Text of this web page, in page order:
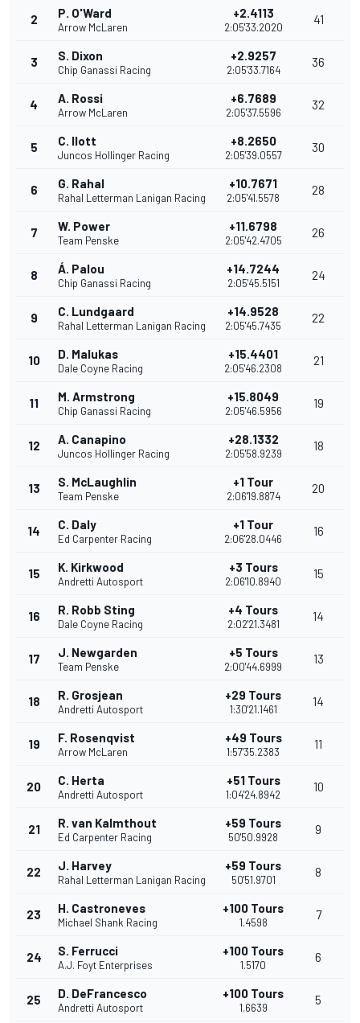
2 P. O'Ward
Arrow McLaren
+2.4113
2:05'33.2020
41
3 S. Dixon
Chip Ganassi Racing
+2.9257
2:05'33.7164
36
4 A. Rossi
Arrow McLaren
+6.7689
2:05'37.5596
32
5 C. Ilott
Juncos Hollinger Racing
+8.2650
2:05'39.0557
30
6 G. Rahal
Rahal Letterman Lanigan Racing
+10.7671
2:05'41.5578
28
7 W. Power
Team Penske
+11.6798
2:05'42.4705
26
8 Á. Palou
Chip Ganassi Racing
+14.7244
2:05'45.5151
24
9 C. Lundgaard
Rahal Letterman Lanigan Racing
+14.9528
2:05'45.7435
22
10 D. Malukas
Dale Coyne Racing
+15.4401
2:05'46.2308
21
11 M. Armstrong
Chip Ganassi Racing
+15.8049
2:05'46.5956
19
12 A. Canapino
Juncos Hollinger Racing
+28.1332
2:05'58.9239
18
13 S. McLaughlin
Team Penske
+1 Tour
2:06'19.8874
20
14 C. Daly
Ed Carpenter Racing
+1 Tour
2:06'28.0446
16
15 K. Kirkwood
Andretti Autosport
+3 Tours
2:06'10.8940
15
16 R. Robb Sting
Dale Coyne Racing
+4 Tours
2:02'21.3481
14
17 J. Newgarden
Team Penske
+5 Tours
2:00'44.6999
13
18 R. Grosjean
Andretti Autosport
+29 Tours
1:30'21.1461
14
19 F. Rosenqvist
Arrow McLaren
+49 Tours
1:57'35.2383
11
20 C. Herta
Andretti Autosport
+51 Tours
1:04'24.8942
10
21 R. van Kalmthout
Ed Carpenter Racing
+59 Tours
50'50.9928
9
22 J. Harvey
Rahal Letterman Lanigan Racing
+59 Tours
50'51.9701
8
23 H. Castroneves
Michael Shank Racing
+100 Tours
1.4598
7
24 S. Ferrucci
A.J. Foyt Enterprises
+100 Tours
1.5170
6
25 D. DeFrancesco
Andretti Autosport
+100 Tours
1.6639
5